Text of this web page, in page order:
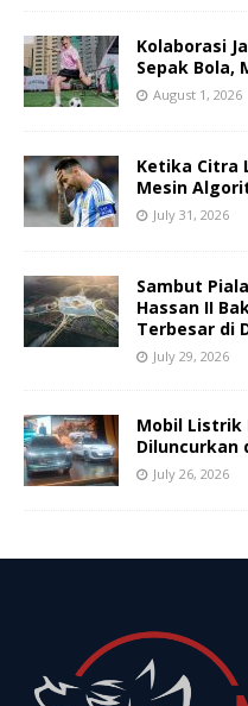
Kolaborasi
Sepak Bola,
August 1, 2026
Ketika Citra
Mesin
July 31, 2026
Sambut
Hassan II
Terbesar di
July 29, 2026
Mobil Listrik
Diluncurkan
July 26, 2026